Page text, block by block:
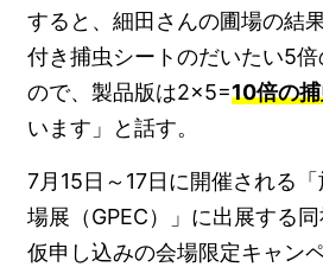
すると、細田さんの圃場の結
付き捕虫シートのだいたい5
ので、製品版は2×5=10倍の
います」と話す。
7月15日～17日に開催される
場展（GPEC）」に出展する同
仮申し込みの会場限定キャン